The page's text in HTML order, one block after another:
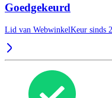
Goedgekeurd
Lid van WebwinkelKeur sinds